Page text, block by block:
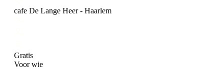
cafe De Lange Heer - Haarlem
Gratis
Voor wie